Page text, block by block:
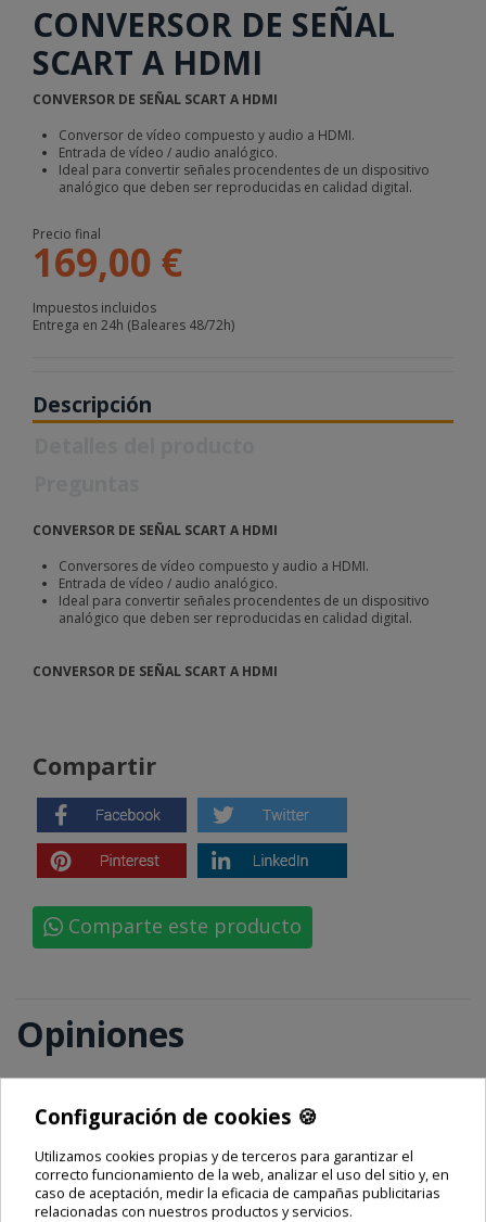
CONVERSOR DE SEÑAL
SCART A HDMI
CONVERSOR DE SEÑAL SCART A HDMI
Conversor de vídeo compuesto y audio a HDMI.
Entrada de vídeo / audio analógico.
Ideal para convertir señales procendentes de un dispositivo
analógico que deben ser reproducidas en calidad digital.
Precio final
169,00 €
Impuestos incluidos
Entrega en 24h (Baleares 48/72h)
Descripción
CONVERSOR DE SEÑAL SCART A HDMI
Conversores de vídeo compuesto y audio a HDMI.
Entrada de vídeo / audio analógico.
Ideal para convertir señales procendentes de un dispositivo
analógico que deben ser reproducidas en calidad digital.
CONVERSOR DE SEÑAL SCART A HDMI
Compartir
Comparte este producto
Opiniones
SEA EL PRIMERO EN ESCRIBIR UNA RESEÑA
Configuración de cookies 🍪
Utilizamos cookies propias y de terceros para garantizar el
correcto funcionamiento de la web, analizar el uso del sitio y, en
caso de aceptación, medir la eficacia de campañas publicitarias
relacionadas con nuestros productos y servicios.